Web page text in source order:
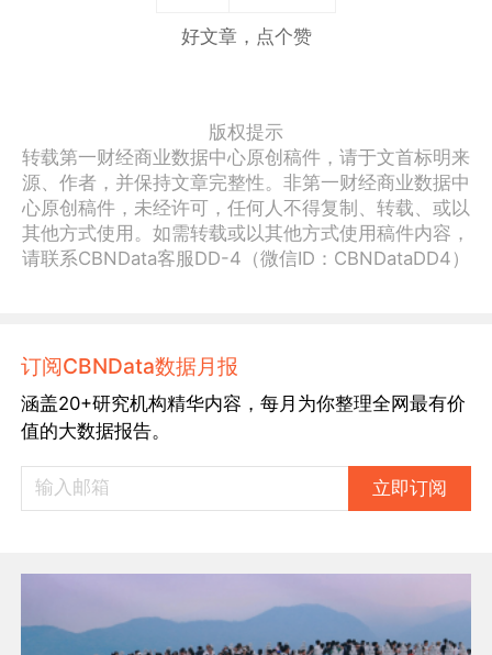
好文章，点个赞
版权提示
转载第一财经商业数据中心原创稿件，请于文首标明来
源、作者，并保持文章完整性。非第一财经商业数据中
心原创稿件，未经许可，任何人不得复制、转载、或以
其他方式使用。如需转载或以其他方式使用稿件内容，
请联系CBNData客服DD-4（微信ID：CBNDataDD4）
订阅CBNData数据月报
涵盖20+研究机构精华内容，每月为你整理全网最有价
值的大数据报告。
立即订阅